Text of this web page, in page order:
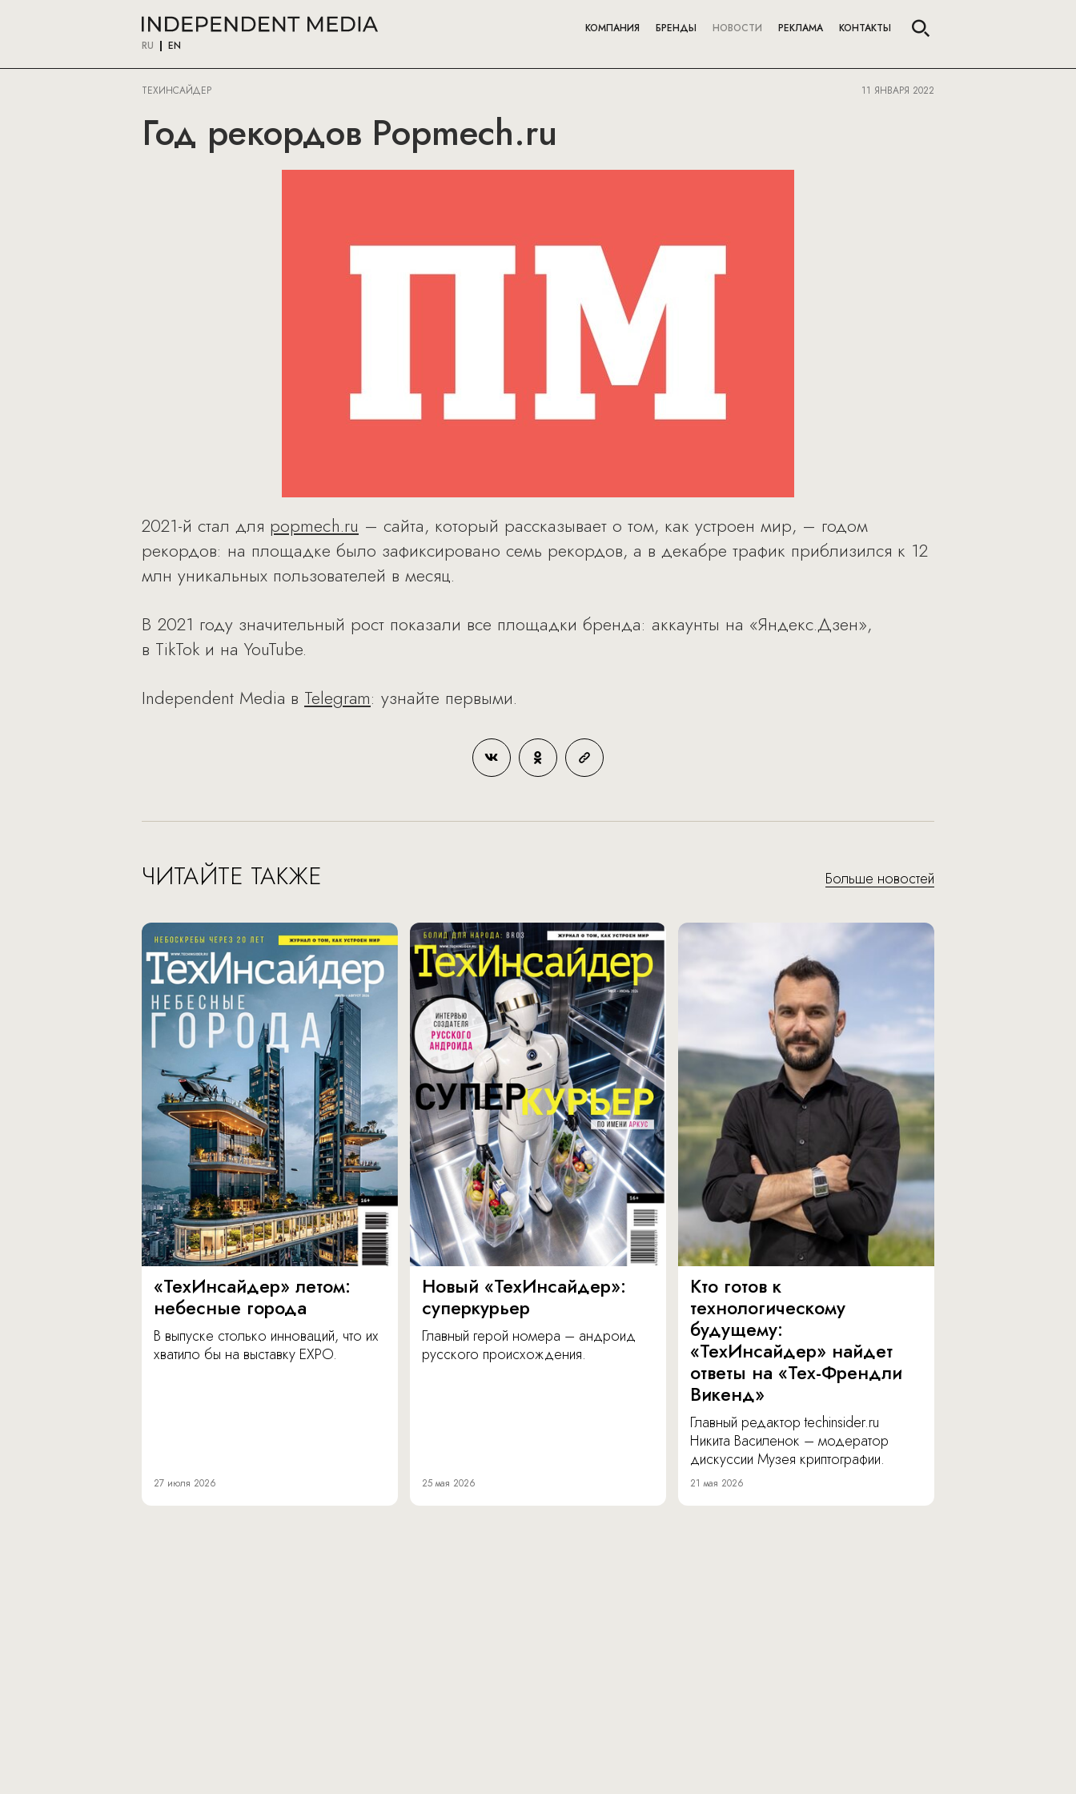
RU EN
КОМПАНИЯ БРЕНДЫ НОВОСТИ РЕКЛАМА КОНТАКТЫ
ТЕХИНСАЙДЕР 11 ЯНВАРЯ 2022
Год рекордов Popmech.ru
2021-й стал для popmech.ru – сайта, который рассказывает о том, как устроен мир, – годом
рекордов: на площадке было зафиксировано семь рекордов, а в декабре трафик приблизился к 12
млн уникальных пользователей в месяц.
В 2021 году значительный рост показали все площадки бренда: аккаунты на «Яндекс.Дзен»,
в TikTok и на YouTube.
Independent Media в Telegram: узнайте первыми.​
ЧИТАЙТЕ ТАКЖЕ Больше новостей
«ТехИнсайдер» летом:
небесные города
В выпуске столько инноваций, что их
хватило бы на выставку EXPO.
27 июля 2026
Новый «ТехИнсайдер»:
суперкурьер
Главный герой номера – андроид
русского происхождения.
25 мая 2026
Кто готов к
технологическому
будущему:
«ТехИнсайдер» найдет
ответы на «Тех-Френдли
Викенд»
Главный редактор techinsider.ru
Никита Василенок – модератор
дискуссии Музея криптографии.
21 мая 2026